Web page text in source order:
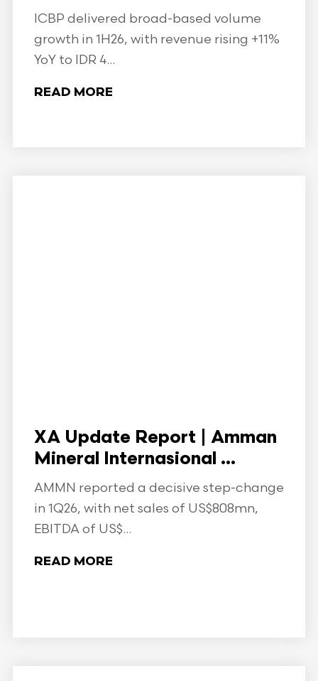
ICBP delivered broad-based volume
growth in 1H26, with revenue rising +11%
YoY to IDR 4...
READ MORE
XA Update Report | Amman
Mineral Internasional ...
AMMN reported a decisive step-change
in 1Q26, with net sales of US$808mn,
EBITDA of US$...
READ MORE